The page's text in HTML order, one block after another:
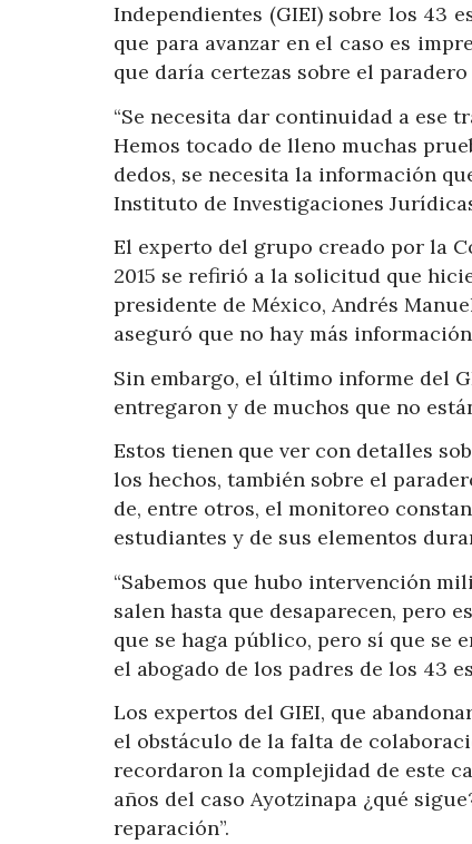
Independientes (GIEI) sobre los 43
que para avanzar en el caso es
que daría certezas sobre el paradero
“Se necesita dar continuidad a ese
Hemos tocado de lleno muchas
dedos, se necesita la información
Instituto de Investigaciones
El experto del grupo creado por la
2015 se refirió a la solicitud que
presidente de México, Andrés
aseguró que no hay más
Sin embargo, el último informe del
entregaron y de muchos que no
Estos tienen que ver con detalles
los hechos, también sobre el
de, entre otros, el monitoreo
estudiantes y de sus elementos
“Sabemos que hubo intervención
salen hasta que desaparecen, pero
que se haga público, pero sí que se
el abogado de los padres de los 43
Los expertos del GIEI, que
el obstáculo de la falta de
recordaron la complejidad de este
años del caso Ayotzinapa ¿qué
reparación”.